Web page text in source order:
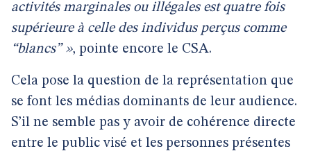
activités marginales ou illégales est quatre fois
supérieure à celle des individus perçus comme
“blancs” », pointe encore le CSA.
Cela pose la question de la représentation que
se font les médias dominants de leur audience.
S’il ne semble pas y avoir de cohérence directe
entre le public visé et les personnes présentes